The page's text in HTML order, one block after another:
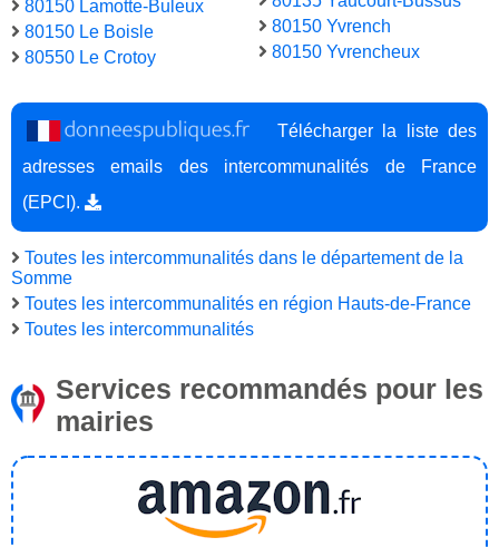
80150 Lamotte-Buleux
80150 Le Boisle
80550 Le Crotoy
80150 Yvrench
80150 Yvrencheux
Télécharger la liste des
adresses emails des intercommunalités de France
(EPCI).
Toutes les intercommunalités dans le département de la
Somme
Toutes les intercommunalités en région Hauts-de-France
Toutes les intercommunalités
Services recommandés pour les
mairies